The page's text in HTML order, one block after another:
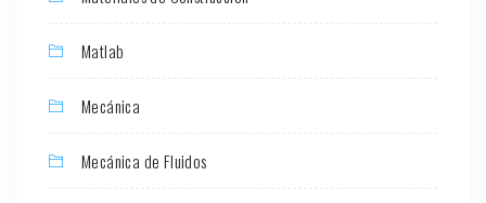
Matlab
Mecánica
Mecánica de Fluidos